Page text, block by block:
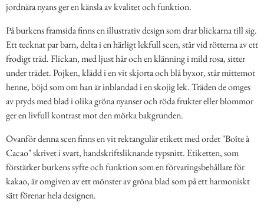
jordnära nyans ger en känsla av kvalitet och funktion.
På burkens framsida finns en illustrativ design som drar blickarna till sig.
Ett tecknat par barn, delta i en härligt lekfull scen, står vid rötterna av ett
frodigt träd. Flickan, med ljust hår och en klänning i mild rosa, sitter
under trädet. Pojken, klädd i en vit skjorta och blå byxor, står mittemot
henne, böjd som om han är inblandad i en skojig lek. Träden de omges
av pryds med blad i olika gröna nyanser och röda frukter eller blommor
ger en livfull kontrast mot den mörka bakgrunden.
Ovanför denna scen finns en vit rektangulär etikett med ordet "Boîte à
Cacao" skrivet i svart, handskriftsliknande typsnitt. Etiketten, som
förstärker burkens syfte och funktion som en förvaringsbehållare för
kakao, är omgiven av ett mönster av gröna blad som på ett harmoniskt
sätt förenar hela designen.